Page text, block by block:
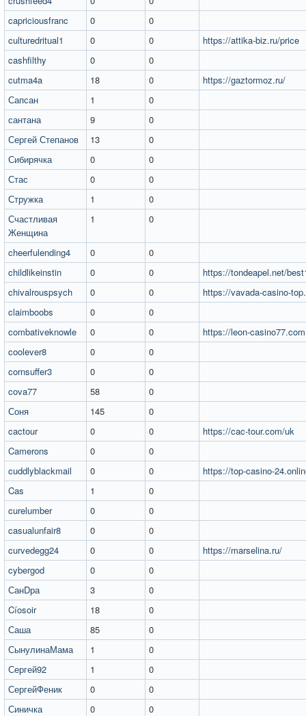
capriciousfranc
0
0
culturedritual1
0 0
https://attika-biz.ru/price
cashfilthy
0
0
cutma4a
18 0
https://gaztormoz.ru/
Сапсан
1
0
сантана
9
0
Сергей Степанов
13
0
Сибирячка
0
0
Стас
0
0
Стружка
1
0
Счастливая
Женщина
1 0
cheerfulending4 0
0
childlikeinstin
0 0
https://tondeapel.net/
chivalrouspsych
0 0
https://vavada-casino-
claimboobs
0
0
combativeknowle
0 0
https://leon-casino77.com
coolever8
0
0
cornsuffer3
0
0
cova77
58
0
Соня
145
0
cactour
0 0
https://cac-tour.com/uk
Camerons
0
0
cuddlyblackmail
0 0
https://top-casino-
Cas
1
0
curelumber
0
0
casualunfair8
0
0
curvedegg24
0 0
https://marselina.ru/
cybergod
0
0
СанDра
3
0
Cíosoir
18
0
Саша
85
0
СынулинаМама
1
0
Сергей92
1
0
СергейФеник
0
0
Синичка
0 0